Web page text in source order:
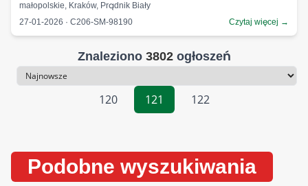
małopolskie, Kraków, Prądnik Biały
27-01-2026 · C206-SM-98190
Czytaj więcej →
Znaleziono 3802ogłoszeń
Sortowanie
120
121 122
Podobne wyszukiwania